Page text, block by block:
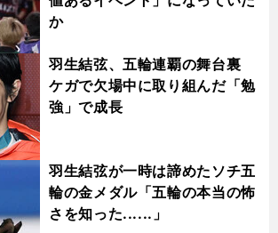
か
羽生結弦、五輪連覇の舞台裏
ケガで欠場中に取り組んだ「勉
強」で成長
羽生結弦が一時は諦めたソチ五
輪の金メダル「五輪の本当の怖
さを知った......」